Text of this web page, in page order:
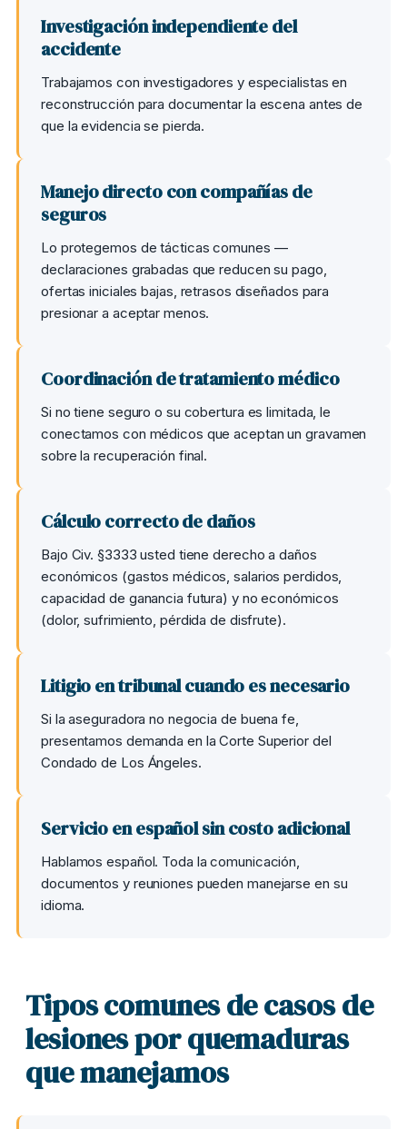
Investigación independiente del
accidente
Trabajamos con investigadores y especialistas en
reconstrucción para documentar la escena antes de
que la evidencia se pierda.
Manejo directo con compañías de
seguros
Lo protegemos de tácticas comunes —
declaraciones grabadas que reducen su pago,
ofertas iniciales bajas, retrasos diseñados para
presionar a aceptar menos.
Coordinación de tratamiento médico
Si no tiene seguro o su cobertura es limitada, le
conectamos con médicos que aceptan un gravamen
sobre la recuperación final.
Cálculo correcto de daños
Bajo Civ. §3333 usted tiene derecho a daños
económicos (gastos médicos, salarios perdidos,
capacidad de ganancia futura) y no económicos
(dolor, sufrimiento, pérdida de disfrute).
Litigio en tribunal cuando es necesario
Si la aseguradora no negocia de buena fe,
presentamos demanda en la Corte Superior del
Condado de Los Ángeles.
Servicio en español sin costo adicional
Hablamos español. Toda la comunicación,
documentos y reuniones pueden manejarse en su
idioma.
Tipos comunes de casos de
lesiones por quemaduras
que manejamos